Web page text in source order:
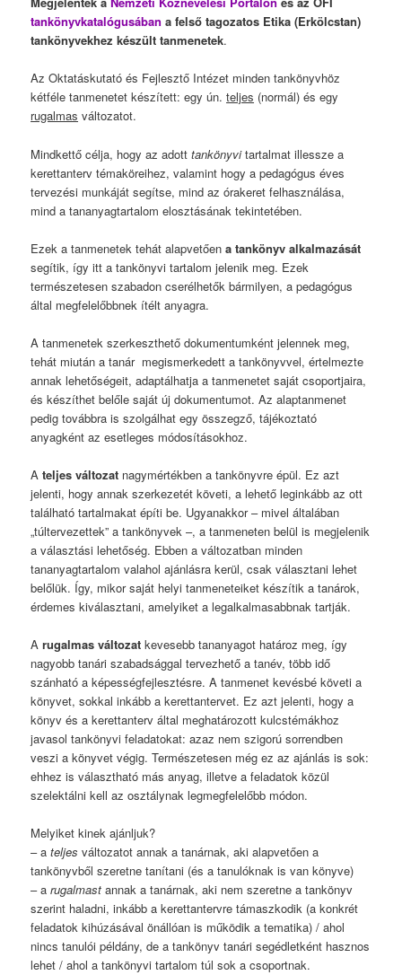
tankönyvkatalógusában a felső tagozatos Etika (Erkölcstan)
tankönyvekhez készült tanmenetek.
Az Oktatáskutató és Fejlesztő Intézet minden tankönyvhöz
kétféle tanmenetet készített: egy ún.teljes (normál) és egy
rugalmas változatot.
Mindkettő célja, hogy az adotttankönyvitartalmat illessze a
kerettanterv témaköreihez, valamint hogy a pedagógus éves
tervezési munkáját segítse, mind az órakeret felhasználása,
mind a tananyagtartalom elosztásának tekintetében.
Ezek a tanmenetek tehát alapvetőena tankönyv alkalmazását
segítik, így itt a tankönyvi tartalom jelenik meg. Ezek
természetesen szabadon cserélhetők bármilyen, a pedagógus
által megfelelőbbnek ítélt anyagra.
A tanmenetek szerkeszthető dokumentumként jelennek meg,
tehát miután a tanár megismerkedett a tankönyvvel, értelmezte
annak lehetőségeit, adaptálhatja a tanmenetet saját csoportjaira,
és készíthet belőle saját új dokumentumot. Az alaptanmenet
pedig továbbra is szolgálhat egy összegző, tájékoztató
anyagként az esetleges módosításokhoz.
Ateljes változat nagymértékben a tankönyvre épül. Ez azt
jelenti, hogy annak szerkezetét követi, a lehető leginkább az ott
található tartalmakat építi be. Ugyanakkor – mivel általában
„túltervezettek” a tankönyvek –, a tanmeneten belül is megjelenik
a választási lehetőség. Ebben a változatban minden
tananyagtartalom valahol ajánlásra kerül, csak választani lehet
belőlük. Így, mikor saját helyi tanmeneteiket készítik a tanárok,
érdemes kiválasztani, amelyiket a legalkalmasabbnak tartják.
Arugalmas változat kevesebb tananyagot határoz meg, így
nagyobb tanári szabadsággal tervezhető a tanév, több idő
szánható a képességfejlesztésre. A tanmenet kevésbé követi a
könyvet, sokkal inkább a kerettantervet. Ez azt jelenti, hogy a
könyv és a kerettanterv által meghatározott kulcstémákhoz
javasol tankönyvi feladatokat: azaz nem szigorú sorrendben
veszi a könyvet végig. Természetesen még ez az ajánlás is sok:
ehhez is választható más anyag, illetve a feladatok közül
szelektálni kell az osztálynak legmegfelelőbb módon.
Melyiket kinek ajánljuk?
– ateljes változatot annak a tanárnak, aki alapvetően a
tankönyvből szeretne tanítani (és a tanulóknak is van könyve)
– arugalmast annak a tanárnak, aki nem szeretne a tankönyv
szerint haladni, inkább a kerettantervre támaszkodik (a konkrét
feladatok kihúzásával önállóan is működik a tematika) / ahol
nincs tanulói példány, de a tankönyv tanári segédletként hasznos
lehet / ahol a tankönyvi tartalom túl sok a csoportnak.